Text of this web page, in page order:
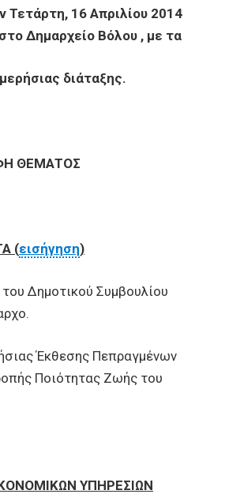
Τετάρτη, 16 Απριλίου 2014
Δημαρχείο Βόλου , με τα
διάταξης.
ΘΕΜΑΤΟΣ
(εισήγηση)
Δημοτικού Συμβουλίου
Έκθεσης Πεπραγμένων
Ποιότητας Ζωής του
ΥΠΗΡΕΣΙΩΝ